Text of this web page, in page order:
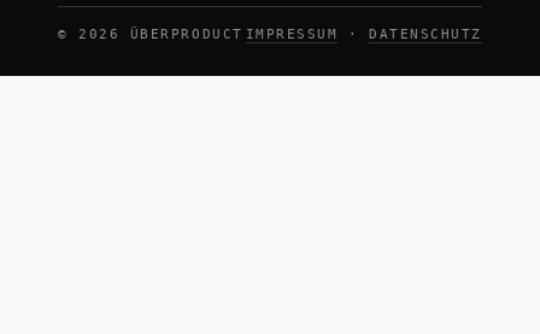
© 2026 ÜBERPRODUCT IMPRESSUM · DATENSCHUTZ